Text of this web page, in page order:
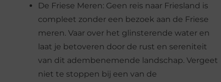
De Friese Meren: Geen reis naar Friesland is
compleet zonder een bezoek aan de Friese
meren. Vaar over het glinsterende water en
laat je betoveren door de rust en sereniteit
van dit adembenemende landschap. Vergeet
niet te stoppen bij een van de